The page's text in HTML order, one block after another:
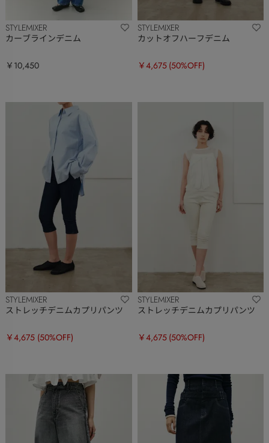
STYLEMIXER
カーブラインデニム
￥10,450
STYLEMIXER
カットオフハーフデニム
￥4,675 (50%OFF)
STYLEMIXER
ストレッチデニムカプリパンツ
￥4,675 (50%OFF)
STYLEMIXER
ストレッチデニムカプリパンツ
￥4,675 (50%OFF)